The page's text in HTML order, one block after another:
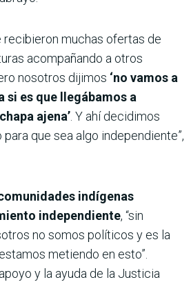
recibieron muchas ofertas de
acompañando a otros
nosotros dijimos ‘no vamos a
si es que llegábamos a
ajena’ . Y ahí decidimos
que sea algo independiente”,
indígenas
independiente, “sin
no somos políticos y es la
metiendo en esto”.
y la ayuda de la Justicia